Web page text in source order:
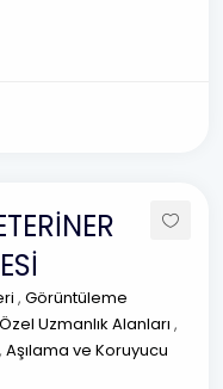
, Görüntüleme
Özel Uzmanlık Alanları ,
, Aşılama ve Koruyucu